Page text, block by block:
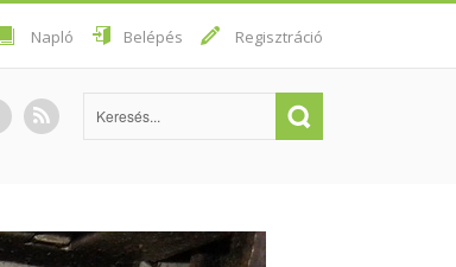
Napló Belépés Regisztráció